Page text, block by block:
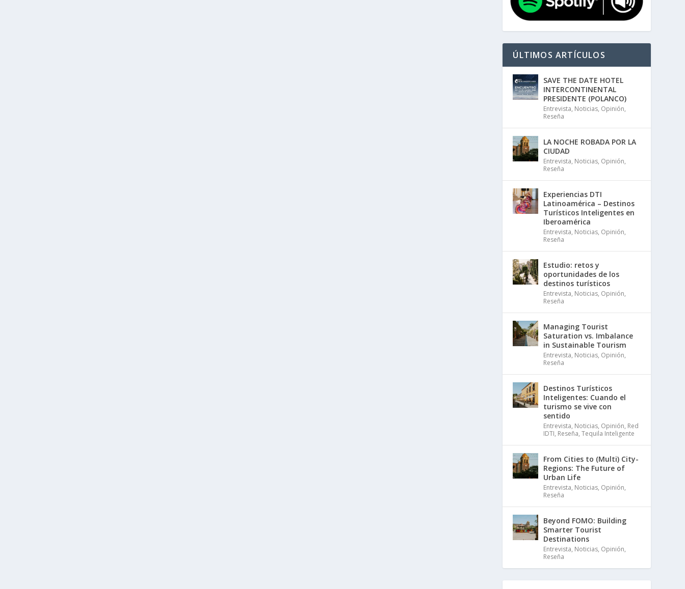
ÚLTIMOS ARTÍCULOS
SAVE THE DATE HOTEL
INTERCONTINENTAL
PRESIDENTE (POLANCO)
Entrevista, Noticias, Opinión,
Reseña
LA NOCHE ROBADA POR LA
CIUDAD
Entrevista, Noticias, Opinión,
Reseña
Experiencias DTI
Latinoamérica – Destinos
Turísticos Inteligentes en
Iberoamérica
Entrevista, Noticias, Opinión,
Reseña
Estudio: retos y
oportunidades de los
destinos turísticos
Entrevista, Noticias, Opinión,
Reseña
Managing Tourist
Saturation vs. Imbalance
in Sustainable Tourism
Entrevista, Noticias, Opinión,
Reseña
Destinos Turísticos
Inteligentes: Cuando el
turismo se vive con
sentido
Entrevista, Noticias, Opinión, Red
IDTI, Reseña,Tequila Inteligente
From Cities to (Multi) City-
Regions: The Future of
Urban Life
Entrevista, Noticias, Opinión,
Reseña
Beyond FOMO: Building
Smarter Tourist
Destinations
Entrevista, Noticias, Opinión,
Reseña